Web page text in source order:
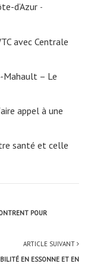
d’Azur -
avec Centrale
Mahault – Le
appel à une
santé et celle
POUR
ARTICLE SUIVANT
EN ESSONNE ET EN